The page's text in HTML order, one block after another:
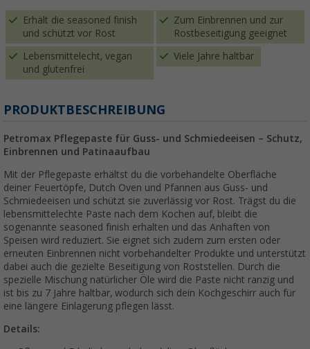
Erhält die seasoned finish
und schützt vor Rost
Zum Einbrennen und zur
Rostbeseitigung geeignet
Lebensmittelecht, vegan
und glutenfrei
Viele Jahre haltbar
PRODUKTBESCHREIBUNG
Petromax Pflegepaste für Guss- und Schmiedeeisen – Schutz,
Einbrennen und Patinaaufbau
Mit der Pflegepaste erhältst du die vorbehandelte Oberfläche
deiner Feuertöpfe, Dutch Oven und Pfannen aus Guss- und
Schmiedeeisen und schützt sie zuverlässig vor Rost. Trägst du die
lebensmittelechte Paste nach dem Kochen auf, bleibt die
sogenannte seasoned finish erhalten und das Anhaften von
Speisen wird reduziert. Sie eignet sich zudem zum ersten oder
erneuten Einbrennen nicht vorbehandelter Produkte und unterstützt
dabei auch die gezielte Beseitigung von Roststellen. Durch die
spezielle Mischung natürlicher Öle wird die Paste nicht ranzig und
ist bis zu 7 Jahre haltbar, wodurch sich dein Kochgeschirr auch für
eine längere Einlagerung pflegen lässt.
Details: